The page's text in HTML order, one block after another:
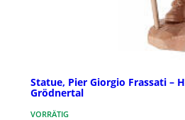
Statue, Pier Giorgio Frassati –
Grödnertal
VORRÄTIG